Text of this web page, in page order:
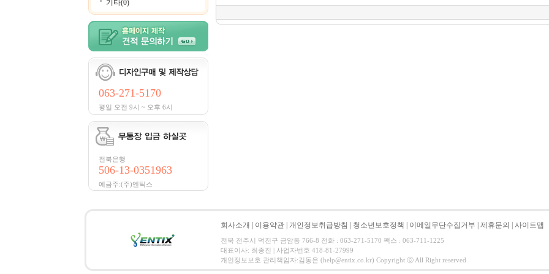
기타(0)
063-271-5170
평일 오전 9시 ~ 오후 6시
전북은행
506-13-0351963
예금주:(주)엔틱스
회사소개 이용약관 개인정보취급방침 청소년보호정책 이메일무단수집거부 제휴문의 사이트맵
전북 전주시 덕진구 금암동 766-8 전화 : 063-271-5170 팩스 : 063-711-1225
대표이사: 최종진 | 사업자번호 418-81-27999
개인정보보호 관리책임자:김동은 (help@entix.co.kr) Copyright ⓒ All Right reserved